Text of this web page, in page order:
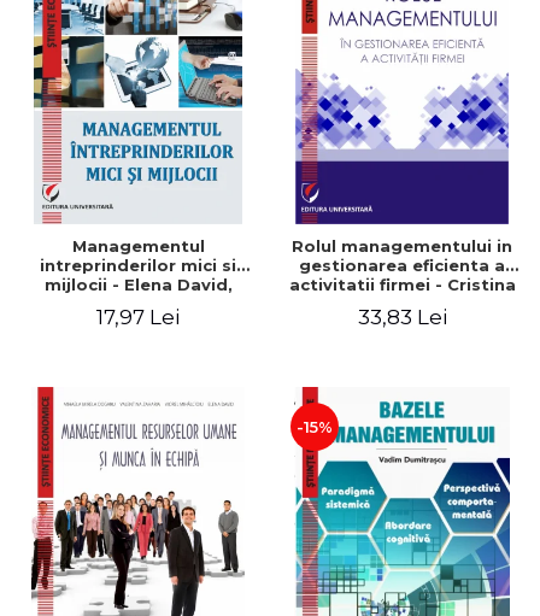
Managementul
intreprinderilor mici si
mijlocii - Elena David,
Roxana Carmen Ionescu,
17,97 Lei
Rolul managementului in
gestionarea eficienta a
activitatii firmei - Cristina
Gabriel Nastase, Mihaela-
33,83 Lei
-15%